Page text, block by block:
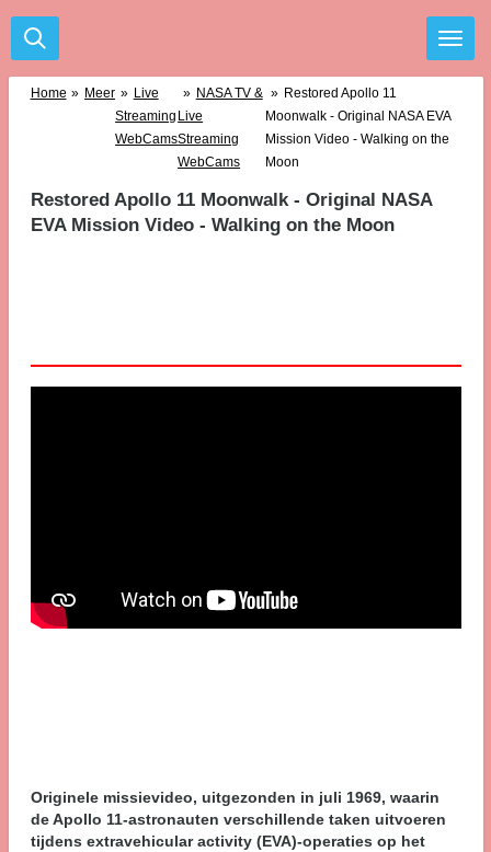
Ga
direct
Home » Meer » Live
Streaming
WebCams
» NASA TV &
Live
Streaming
WebCams
» Restored Apollo 11
Moonwalk - Original NASA EVA
Mission Video - Walking on the
Moon
Restored Apollo 11 Moonwalk - Original NASA
EVA Mission Video - Walking on the Moon
Originele missievideo, uitgezonden in juli 1969, waarin
de Apollo 11-astronauten verschillende taken uitvoeren
tijdens extravehicular activity (EVA)-operaties op het